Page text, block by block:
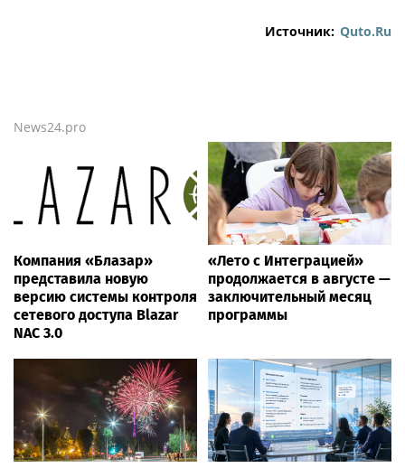
Источник: Quto.Ru
News24.pro
Компания «Блазар»
представила новую
версию системы контроля
сетевого доступа Blazar
NAC 3.0
«Лето с Интеграцией»
продолжается в августе —
заключительный месяц
программы